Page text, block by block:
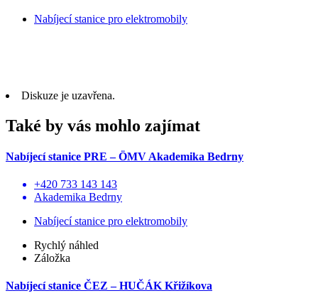
Nabíjecí stanice pro elektromobily
Diskuze je uzavřena.
Také by vás mohlo zajímat
Nabíjecí stanice PRE – ÖMV Akademika Bedrny
+420 733 143 143
Akademika Bedrny
Nabíjecí stanice pro elektromobily
Rychlý náhled
Záložka
Nabíjecí stanice ČEZ – HUČÁK Křižíkova